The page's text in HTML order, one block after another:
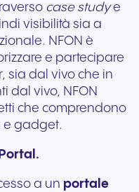
case studye
visibilità sia a
NFON è
e partecipare
sia dal vivo che in
dal vivo, NFON
che comprendono
e gadget.
a un portale